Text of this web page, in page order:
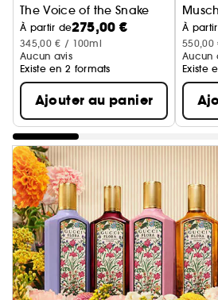
The Voice of the Snake
Eau de Parfum
À partir de275,00 €
345,00 € / 100ml
Aucun avis
Existe en 2 formats
Ajouter au panier
Eau
À
550,00
Aucun
Existe